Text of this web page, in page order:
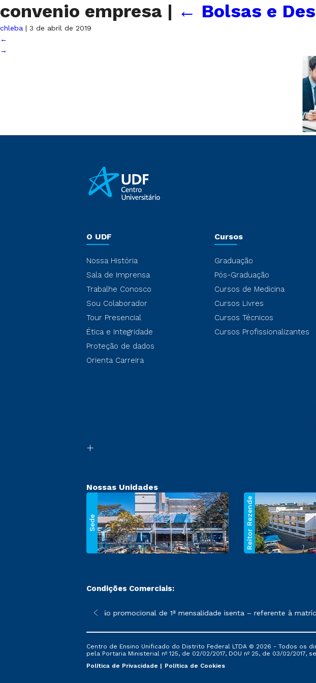
convenio empresa | ← Bolsas e
chleba | 3 de abril de 2019
←
→
O UDF
Nossa História
Sala de Imprensa
Trabalhe Conosco
Sou Colaborador
Tour Presencial
Ética e Integridade
Proteção de dados
Orienta Carreira
Cursos
Graduação
Pós-Graduação
Cursos de Medicina
Cursos Livres
Cursos Técnicos
Cursos Profissionalizantes
Nossas Unidades
Sede Reitor Rezende
Condições Comerciais:
sofrer alterações nos períodos de rematrícula conforme exposto no contrato
*A condição promocional de 1ª mensalidade isenta – referente à
Centro de Ensino Unificado do Distrito Federal LTDA © 2026 - Todos os
pela Portaria Ministerial nº 125, de 02/02/2017, DOU nº 25, de 03/02/2017,
Política de Privacidade
Política de Cookies